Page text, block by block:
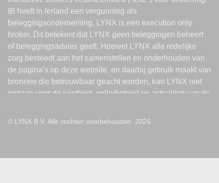
© LYNX B.V. Alle rechten voorbehouden. 2026.